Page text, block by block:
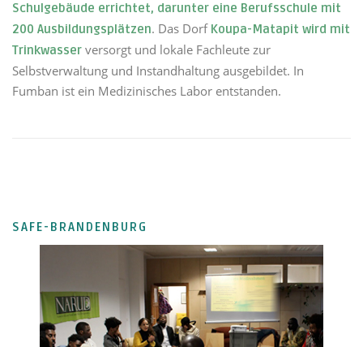
Schulgebäude errichtet, darunter eine Berufsschule mit
200 Ausbildungsplätzen. Das Dorf Koupa-Matapit wird mit
Trinkwasser versorgt und lokale Fachleute zur
Selbstverwaltung und Instandhaltung ausgebildet. In
Fumban ist ein Medizinisches Labor entstanden.
SAFE-BRANDENBURG